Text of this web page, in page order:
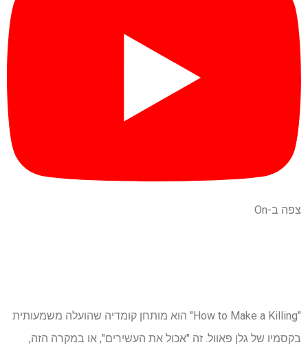
צפה ב-On
"How to Make a Killing" הוא מותחן קומדיה שהועלה משמעותית
בקסמיו של גלן פאוול. זה "אכול את העשירים", או במקרה הזה,